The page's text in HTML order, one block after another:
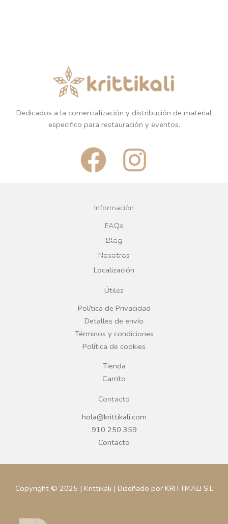
Dedicados a la comercialización y distribución de material
especifico para restauración y eventos.
F
a
c
e
b
o
o
k
I
n
g
r
a
Información
FAQs
Blog
Nosotros
Localización
Útiles
Política de Privacidad
Detalles de envío
Términos y condiciones
Política de cookies
Tienda
Carrito
Contacto
hola@krittikali.com
910 250 359
Contacto
Copyright © 2025 | Krittikali | Diseñado por KRITTIKALI S.L